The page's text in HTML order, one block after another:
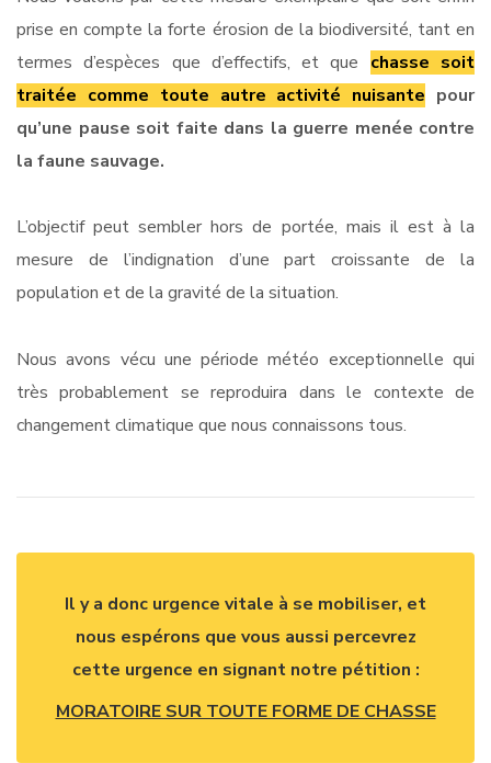
prise en compte la forte érosion de la biodiversité, tant en
termes d’espèces que d’effectifs, et que chasse soit
traitée comme toute autre activité nuisante pour
qu’une pause soit faite dans la guerre menée contre
la faune sauvage.
L’objectif peut sembler hors de portée, mais il est à la
mesure de l’indignation d’une part croissante de la
population et de la gravité de la situation.
Nous avons vécu une période météo exceptionnelle qui
très probablement se reproduira dans le contexte de
changement climatique que nous connaissons tous.
Il y a donc urgence vitale à se mobiliser, et
nous espérons que vous aussi percevrez
cette urgence en signant notre pétition :
MORATOIRE SUR TOUTE FORME DE CHASSE